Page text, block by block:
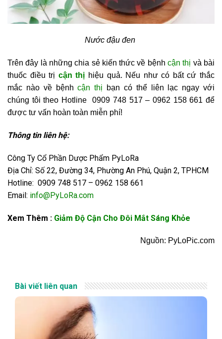
Nước đậu đen
Trên đây là những chia sẻ kiến thức về bệnhcận thị và bài
thuốc điều trị cận thị hiệu quả. Nếu như có bất cứ thắc
mắc nào về bệnhcận thị bạn có thể liên lạc ngay với
chúng tôi theo Hotline 0909 748 517 – 0962 158 661 để
được tư vấn hoàn toàn miễn phí!
Thông tin liên hệ:
Công Ty Cổ Phần Dược Phẩm PyLoRa
Địa Chỉ: Số 22, Đường 34, Phường An Phú, Quận 2, TPHCM
Hotline: 0909 748 517 – 0962 158 661
Email: info@PyLoRa.com
Xem Thêm : Giảm Độ Cận Cho Đôi Mắt Sáng Khỏe
Nguồn: PyLoPic.com
Bài viết liên quan